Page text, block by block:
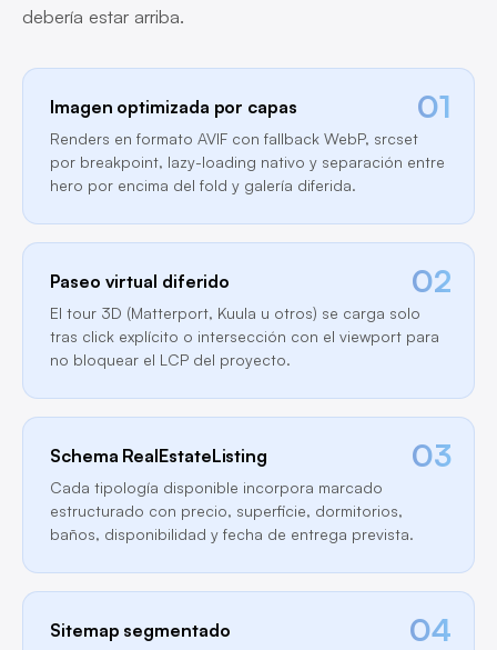
debería estar arriba.
01
Imagen optimizada por capas
Renders en formato AVIF con fallback WebP, srcset
por breakpoint, lazy-loading nativo y separación entre
hero por encima del fold y galería diferida.
02
Paseo virtual diferido
El tour 3D (Matterport, Kuula u otros) se carga solo
tras click explícito o intersección con el viewport para
no bloquear el LCP del proyecto.
03
Schema RealEstateListing
Cada tipología disponible incorpora marcado
estructurado con precio, superficie, dormitorios,
baños, disponibilidad y fecha de entrega prevista.
04
Sitemap segmentado